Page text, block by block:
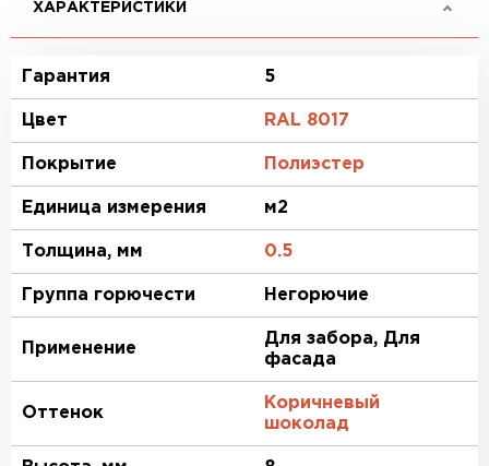
ХАРАКТЕРИСТИКИ
Гарантия 5
Цвет RAL 8017
Покрытие Полиэстер
Единица измерения м2
Толщина, мм 0.5
Группа горючести Негорючие
Применение
Для забора, Для
фасада
Оттенок
Коричневый
шоколад